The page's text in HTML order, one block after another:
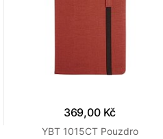
369,00 Kč
YBT 1015CT Pouzdro